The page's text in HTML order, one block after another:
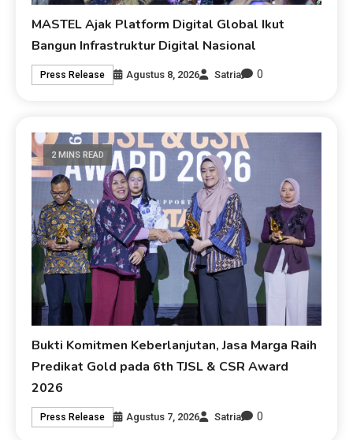
MASTEL Ajak Platform Digital Global Ikut
Bangun Infrastruktur Digital Nasional
Press Release Agustus 8, 2026 Satria 0
2 MINS READ
Bukti Komitmen Keberlanjutan, Jasa Marga Raih
Predikat Gold pada 6th TJSL & CSR Award
2026
Press Release Agustus 7, 2026 Satria 0